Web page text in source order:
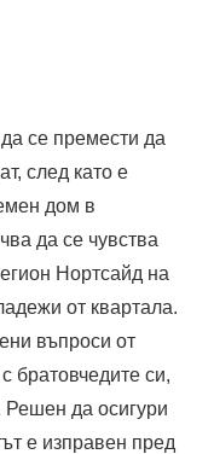
се премести да
след като е
дом в
да се чувства
Нортсайд на
от квартала.
въпроси от
братовчедите си,
Решен да осигури
е изправен пред